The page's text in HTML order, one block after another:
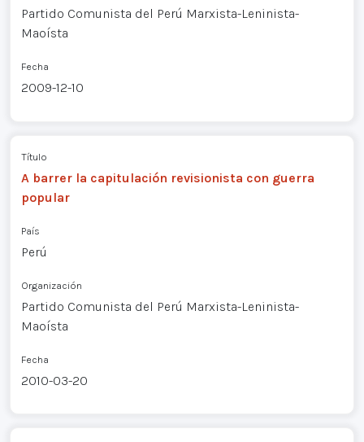
Partido Comunista del Perú Marxista-Leninista-
Maoísta
Fecha
2009-12-10
Título
A barrer la capitulación revisionista con guerra
popular
País
Perú
Organización
Partido Comunista del Perú Marxista-Leninista-
Maoísta
Fecha
2010-03-20